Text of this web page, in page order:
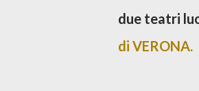
due teatri
di VERONA.